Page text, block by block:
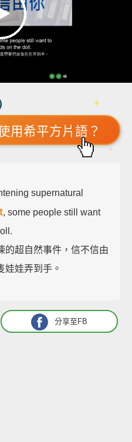
用希平方片語？
supernatural
, some people still want
的超自然事件，信不信由
娃娃弄到手。
分享至FB